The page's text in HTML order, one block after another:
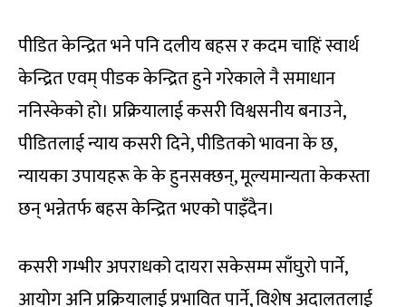
पीडित केन्द्रित भने पनि दलीय बहस र कदम चाहिं स्वार्थ
केन्द्रित एवम् पीडक केन्द्रित हुने गरेकाले नै समाधान
ननिस्केको हो। प्रक्रियालाई कसरी विश्वसनीय बनाउने,
पीडितलाई न्याय कसरी दिने, पीडितको भावना के छ,
न्यायका उपायहरू के के हुनसक्छन्, मूल्यमान्यता केकस्ता
छन् भन्नेतर्फ बहस केन्द्रित भएको पाइँदैन।
कसरी गम्भीर अपराधको दायरा सकेसम्म साँघुरो पार्ने,
आयोग अनि प्रक्रियालाई प्रभावित पार्ने, विशेष अदालतलाई